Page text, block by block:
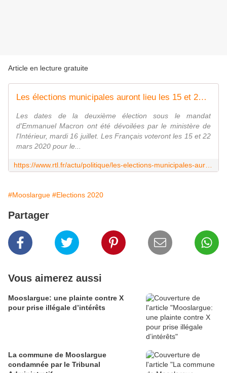
Article en lecture gratuite
Les élections municipales auront lieu les 15 et 22 mars 2020
Les dates de la deuxième élection sous le mandat
d'Emmanuel Macron ont été dévoilées par le ministère de
l'Intérieur, mardi 16 juillet. Les Français voteront les 15 et 22
mars 2020 pour le...
#Mooslargue #Elections 2020
Partager
Vous aimerez aussi
Mooslargue: une plainte contre X
pour prise illégale d’intérêts
La commune de Mooslargue
condamnée par le Tribunal